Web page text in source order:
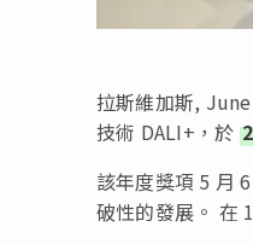
拉斯維加斯,
技術 DALI+，於
該年度獎項 5 月
破性的發展。 在